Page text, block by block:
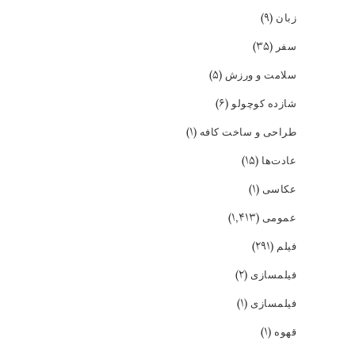
زبان (۹)
سفر (۳۵)
سلامت و ورزش (۵)
شازده کوچولو(۶)
طراحی و ساخت کافه (۱)
عادت‌ها (۱۵)
عکاسی (۱)
عمومی (۱,۴۱۳)
فیلم (۲۹۱)
فیلمسازی (۲)
فیلمسازی (۱)
قهوه (۱)